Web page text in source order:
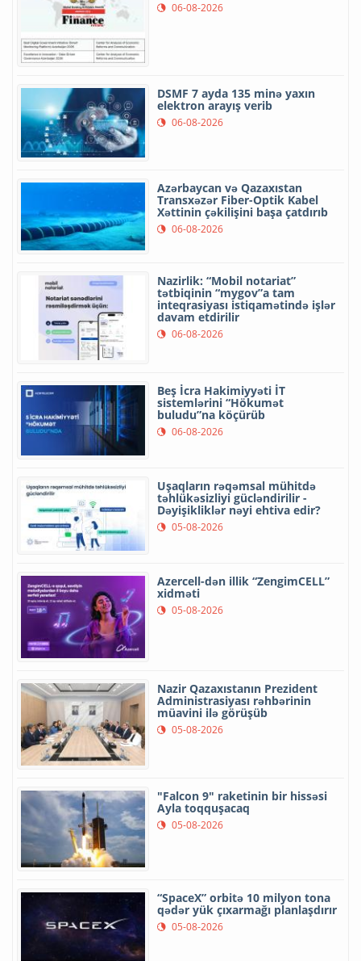
06-08-2026
DSMF 7 ayda 135 minə yaxın
elektron arayış verib
06-08-2026
Azərbaycan və Qazaxıstan
Transxəzər Fiber-Optik Kabel
Xəttinin çəkilişini başa çatdırıb
06-08-2026
Nazirlik: “Mobil notariat”
tətbiqinin “mygov”a tam
inteqrasiyası istiqamətində işlər
davam etdirilir
06-08-2026
Beş İcra Hakimiyyəti İT
sistemlərini “Hökumət
buludu”na köçürüb
06-08-2026
Uşaqların rəqəmsal mühitdə
təhlükəsizliyi gücləndirilir -
Dəyişikliklər nəyi ehtiva edir?
05-08-2026
Azercell-dən illik “ZengimCELL”
xidməti
05-08-2026
Nazir Qazaxıstanın Prezident
Administrasiyası rəhbərinin
müavini ilə görüşüb
05-08-2026
"Falcon 9" raketinin bir hissəsi
Ayla toqquşacaq
05-08-2026
“SpaceX” orbitə 10 milyon tona
qədər yük çıxarmağı planlaşdırır
05-08-2026